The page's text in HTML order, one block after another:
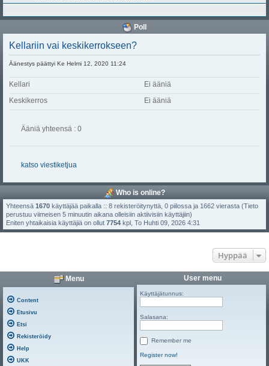
Poll
Kellariin vai keskikerrokseen?
Äänestys päättyi Ke Helmi 12, 2020 11:24
Kellari
Ei ääniä
Keskikerros
Ei ääniä
Ääniä yhteensä : 0
katso viestiketjua
Who is online?
Yhteensä 1670 käyttäjää paikalla :: 8 rekisteröitynyttä, 0 piilossa ja 1662 vierasta (Tieto
perustuu viimeisen 5 minuutin aikana olleisiin aktiivisiin käyttäjiin)
Eniten yhtaikaisia käyttäjiä on ollut 7754 kpl, To Huhti 09, 2026 4:31
Hyppää
Menu
Content
Etusivu
Etsi
Rekisteröidy
Help
UKK
User menu
Käyttäjätunnus:
Salasana:
Remember me
Register now!